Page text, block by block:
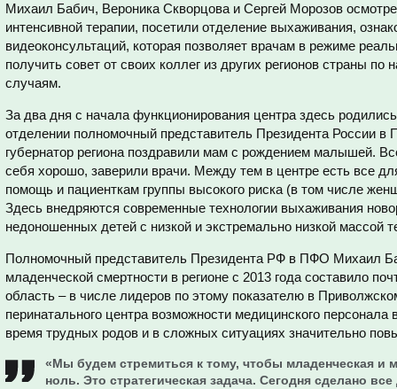
Михаил Бабич, Вероника Скворцова и Сергей Морозов
интенсивной терапии, посетили отделение выхаживания,
видеоконсультаций, которая позволяет врачам в режиме
получить совет от своих коллег из других регионов страны
случаям.
За два дня с начала функционирования центра здесь
отделении полномочный представитель Президента России
губернатор региона поздравили мам с рождением малышей.
себя хорошо, заверили врачи. Между тем в центре есть все
помощь и пациенткам группы высокого риска (в том числе
Здесь внедряются современные технологии выхаживания
недоношенных детей с низкой и экстремально низкой массой
Полномочный представитель Президента РФ в ПФО Михаил
младенческой смертности в регионе с 2013 года составило
область – в числе лидеров по этому показателю в
перинатального центра возможности медицинского
время трудных родов и в сложных ситуациях значительно
«Мы будем стремиться к тому, чтобы младенческая и
ноль. Это стратегическая задача. Сегодня сделано